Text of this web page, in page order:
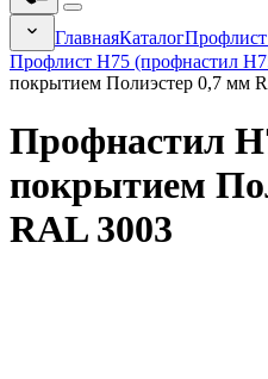
ГлавнаяКаталог
Профлист Н75 (профнастил
покрытием Полиэстер 0,7 мм
Профнастил
покрытием
RAL 3003